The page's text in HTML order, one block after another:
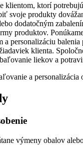
klientom, ktorí
svoje produkty
dodatočným
produktov.
a personalizáciu balenia
klienta.
liekov a
výmeny obalov